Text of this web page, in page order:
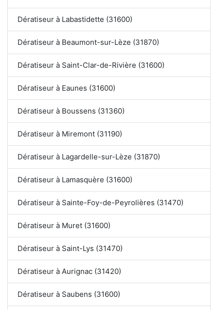
Dératiseur à Labastidette (31600)
Dératiseur à Beaumont-sur-Lèze (31870)
Dératiseur à Saint-Clar-de-Rivière (31600)
Dératiseur à Eaunes (31600)
Dératiseur à Boussens (31360)
Dératiseur à Miremont (31190)
Dératiseur à Lagardelle-sur-Lèze (31870)
Dératiseur à Lamasquère (31600)
Dératiseur à Sainte-Foy-de-Peyrolières (31470)
Dératiseur à Muret (31600)
Dératiseur à Saint-Lys (31470)
Dératiseur à Aurignac (31420)
Dératiseur à Saubens (31600)